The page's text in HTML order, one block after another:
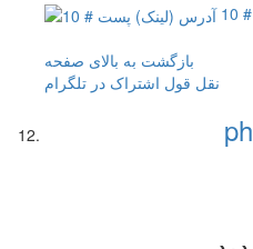
بازگشت به بالای صفحه
نقل قول اشتراک در تلگرام